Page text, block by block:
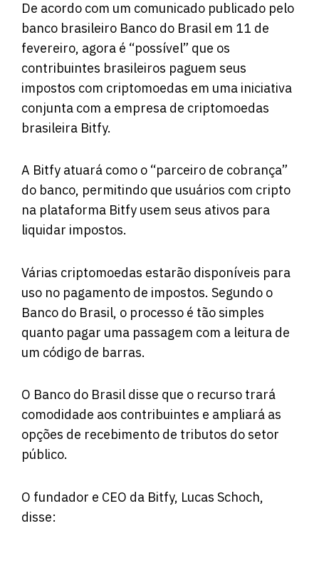
De acordo com um comunicado publicado pelo
banco brasileiro Banco do Brasil em 11 de
fevereiro, agora é “possível” que os
contribuintes brasileiros paguem seus
impostos com criptomoedas em uma iniciativa
conjunta com a empresa de criptomoedas
brasileira Bitfy.
A Bitfy atuará como o “parceiro de cobrança”
do banco, permitindo que usuários com cripto
na plataforma Bitfy usem seus ativos para
liquidar impostos.
Várias criptomoedas estarão disponíveis para
uso no pagamento de impostos. Segundo o
Banco do Brasil, o processo é tão simples
quanto pagar uma passagem com a leitura de
um código de barras.
O Banco do Brasil disse que o recurso trará
comodidade aos contribuintes e ampliará as
opções de recebimento de tributos do setor
público.
O fundador e CEO da Bitfy, Lucas Schoch,
disse: